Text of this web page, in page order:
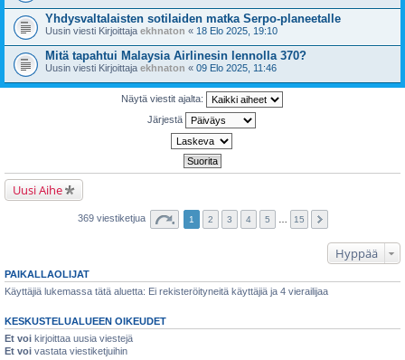
Yhdysvaltalaisten sotilaiden matka Serpo-planeetalle
Uusin viesti Kirjoittaja ekhnaton « 18 Elo 2025, 19:10
Mitä tapahtui Malaysia Airlinesin lennolla 370?
Uusin viesti Kirjoittaja ekhnaton « 09 Elo 2025, 11:46
Näytä viestit ajalta:
Järjestä
Uusi Aihe
369 viestiketjua 1 2 3 4 5 15
Hyppää
PAIKALLAOLIJAT
Käyttäjiä lukemassa tätä aluetta: Ei rekisteröityneitä käyttäjiä ja 4 vierailijaa
KESKUSTELUALUEEN OIKEUDET
Et voi kirjoittaa uusia viestejä
Et voi vastata viestiketjuihin